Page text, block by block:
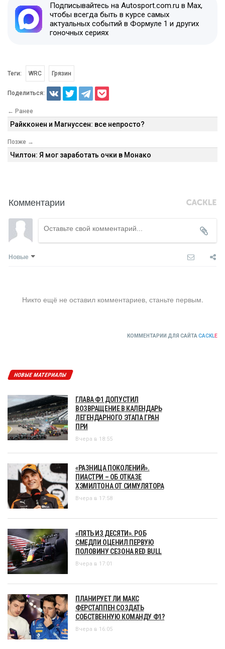
Подписывайтесь на Autosport.com.ru в Max,
чтобы всегда быть в курсе самых
актуальных событий в Формуле 1 и других
гоночных сериях
Теги: WRC Грязин
Поделиться:
← Ранее
Райкконен и Магнуссен: все непросто?
Позже →
Чилтон: Я мог заработать очки в Монако
Комментарии
Новые
Никто ещё не оставил комментариев, станьте первым.
КОММЕНТАРИИ ДЛЯ САЙТА CACKLE
НОВЫЕ МАТЕРИАЛЫ
ГЛАВА Ф1 ДОПУСТИЛ
ВОЗВРАЩЕНИЕ В КАЛЕНДАРЬ
ЛЕГЕНДАРНОГО ЭТАПА ГРАН
ПРИ
Вчера в 18:55
«РАЗНИЦА ПОКОЛЕНИЙ».
ПИАСТРИ – ОБ ОТКАЗЕ
ХЭМИЛТОНА ОТ СИМУЛЯТОРА
Вчера в 17:58
«ПЯТЬ ИЗ ДЕСЯТИ». РОБ
СМЕДЛИ ОЦЕНИЛ ПЕРВУЮ
ПОЛОВИНУ СЕЗОНА RED BULL
Вчера в 17:01
ПЛАНИРУЕТ ЛИ МАКС
ФЕРСТАППЕН СОЗДАТЬ
СОБСТВЕННУЮ КОМАНДУ Ф1?
Вчера в 16:05